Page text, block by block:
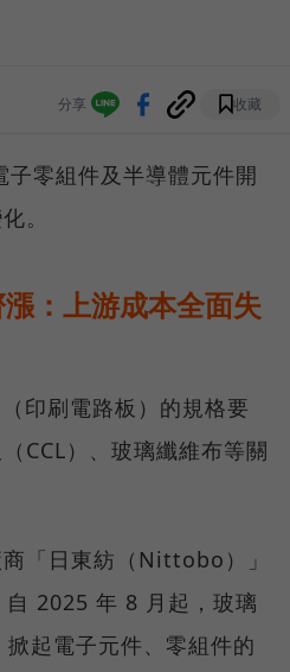
分享 收藏
零組件及半導體元件開
。
：上游成本全面失
印刷電路板）的規格要
CCL）、玻璃纖維布等關
「日東紡（Nittobo）」
2025 年 8 月起，玻璃
起電子元件、零組件的